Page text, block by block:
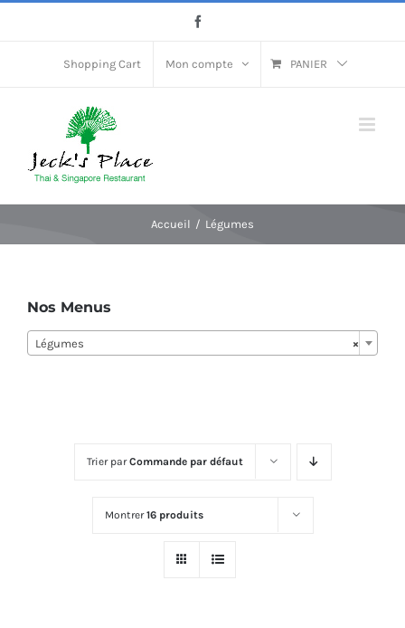
Shopping Cart Mon compte PANIER
Accueil Légumes
Trier parCommande par défaut
Montrer16 produits
Nos Menus
×
Légumes